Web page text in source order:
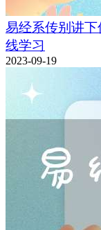
易经系传别讲
线学习
2023-09-19